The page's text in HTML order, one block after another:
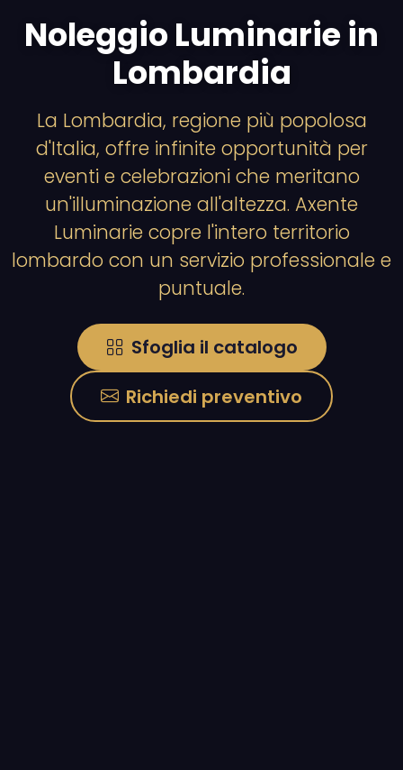
Noleggio Luminarie in
Lombardia
La Lombardia, regione più popolosa
d'Italia, offre infinite opportunità per
eventi e celebrazioni che meritano
un'illuminazione all'altezza. Axente
Luminarie copre l'intero territorio
lombardo con un servizio professionale e
puntuale.
Sfoglia il catalogo
Richiedi preventivo